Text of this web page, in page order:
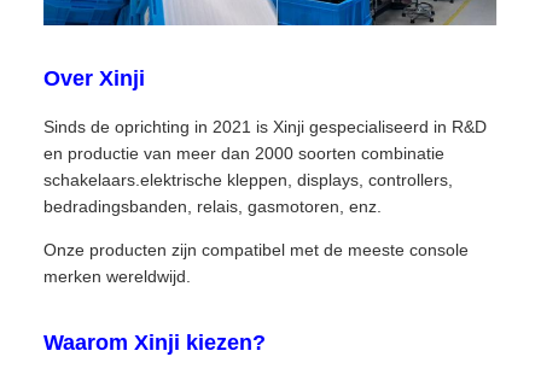
Over Xinji
Sinds de oprichting in 2021 is Xinji gespecialiseerd in R&D
en productie van meer dan 2000 soorten combinatie
schakelaars.elektrische kleppen, displays, controllers,
bedradingsbanden, relais, gasmotoren, enz.
Onze producten zijn compatibel met de meeste console
merken wereldwijd.
Waarom Xinji kiezen?